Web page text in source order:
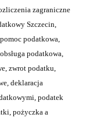
zagraniczne
Szczecin,
podatkowa,
podatkowa,
zwrot podatku,
deklaracja
podatek
pożyczka a